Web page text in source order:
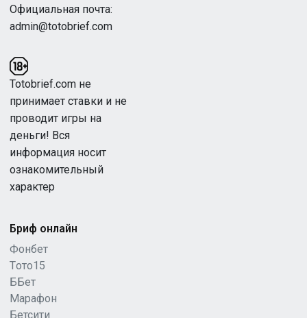
Официальная почта:
admin@totobrief.com
Totobrief.com не
принимает ставки и не
проводит игры на
деньги! Вся
информация носит
ознакомительный
характер
Бриф онлайн
Фонбет
Tото15
ББет
Марафон
Бетсити